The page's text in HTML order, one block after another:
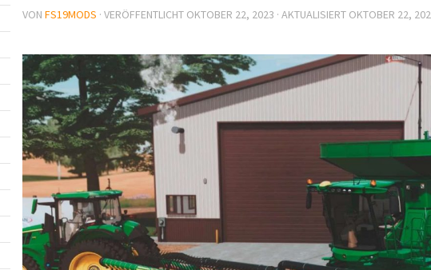
VON FS19MODS · VERÖFFENTLICHT OKTOBER 22, 2023 · AKTUALISIERT OKTOBER 22,